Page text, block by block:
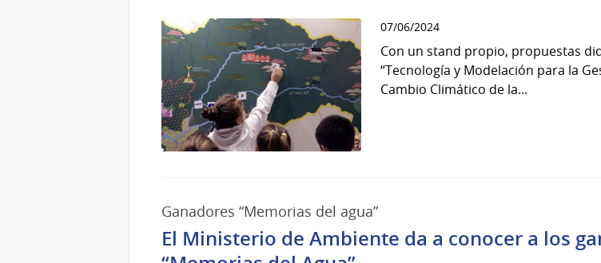
07/06/2024
Con un stand propio, propuestas
“Tecnología y Modelación para la
Cambio Climático de la...
Ganadores “Memorias del agua”
El Ministerio de Ambiente da a conocer a los